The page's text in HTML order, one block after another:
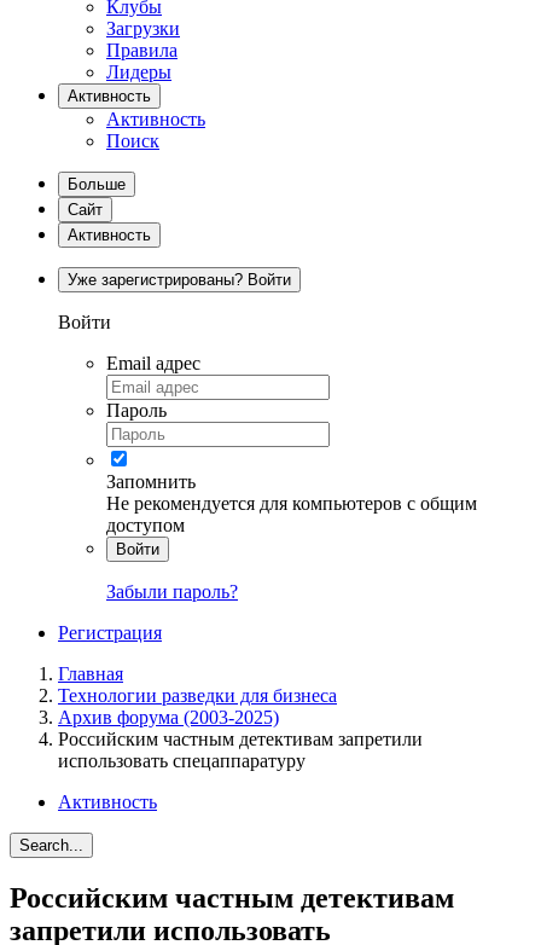
Клубы
Загрузки
Правила
Лидеры
Активность
Активность
Поиск
Больше
Сайт
Активность
Уже зарегистрированы? Войти
Войти
Email адрес
Пароль
Запомнить
Не рекомендуется для компьютеров с общим
доступом
Войти
Забыли пароль?
Регистрация
Главная
Технологии разведки для бизнеса
Архив форума (2003-2025)
Российским частным детективам запретили
использовать спецаппаратуру
Активность
Search...
Российским частным детективам
запретили использовать